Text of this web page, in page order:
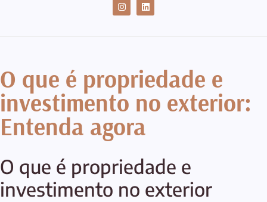
O que é propriedade e
investimento no exterior:
Entenda agora
O que é propriedade e
investimento no exterior